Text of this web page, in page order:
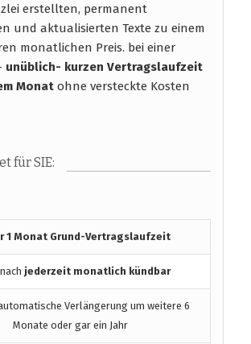
erstellten, permanent
und aktualisierten Texte zu einem
monatlichen Preis. bei einer
unüblich- kurzen Vertragslaufzeit
Monat ohne versteckte Kosten
für SIE:
1 Monat Grund-Vertragslaufzeit
jederzeit monatlich kündbar
Verlängerung um weitere 6
Monate oder gar ein Jahr